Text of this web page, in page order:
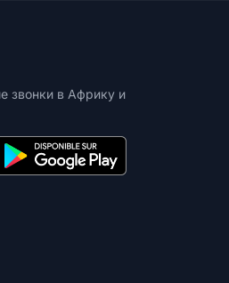
звонки в Африку и